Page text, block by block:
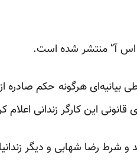
اس آ” منتشر شده است.
طی بیانیه‌ای هرگونه حکم
این کارگر زندانی اعلام
و شرط رضا شهابی و دیگر